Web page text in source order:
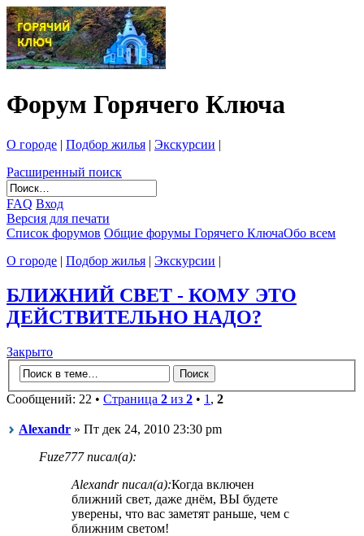
Форум Горячего Ключа
О городе | Подбор жилья | Экскурсии |
Расширенный поиск
FAQ Вход
Версия для печати
Список форумов Общие форумы Горячего КлючаОбо всем
О городе | Подбор жилья | Экскурсии |
БЛИЖНИЙ СВЕТ - КОМУ ЭТО
ДЕЙСТВИТЕЛЬНО НАДО?
Закрыто
Сообщений: 22 • Страница 2 из 2 • 1 , 2
Alexandr » Пт дек 24, 2010 23:30 pm
Fuze777 писал(а):
Alexandr писал(а):Когда включен
ближний свет, даже днём, ВЫ будете
уверены, что вас заметят раньше, чем с
ближним светом!